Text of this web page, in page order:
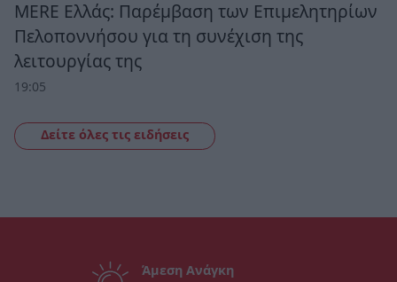
MERE Ελλάς: Παρέμβαση των Επιμελητηρίων
Πελοποννήσου για τη συνέχιση της
λειτουργίας της
19:05
Δείτε όλες τις ειδήσεις
Άμεση Ανάγκη